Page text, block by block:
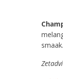
smaak.